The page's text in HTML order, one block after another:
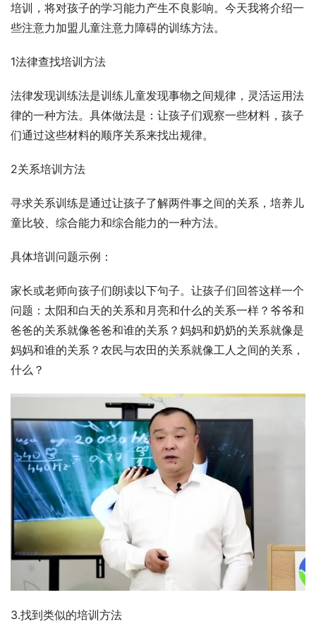
培训，将对孩子的学习能力产生不良影响。今天我将介绍一
些注意力加盟儿童注意力障碍的训练方法。
1法律查找培训方法
法律发现训练法是训练儿童发现事物之间规律，灵活运用法
律的一种方法。具体做法是：让孩子们观察一些材料，孩子
们通过这些材料的顺序关系来找出规律。
2关系培训方法
寻求关系训练是通过让孩子了解两件事之间的关系，培养儿
童比较、综合能力和综合能力的一种方法。
具体培训问题示例：
家长或老师向孩子们朗读以下句子。让孩子们回答这样一个
问题：太阳和白天的关系和月亮和什么的关系一样？爷爷和
爸爸的关系就像爸爸和谁的关系？妈妈和奶奶的关系就像是
妈妈和谁的关系？农民与农田的关系就像工人之间的关系，
什么？
3.找到类似的培训方法